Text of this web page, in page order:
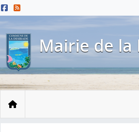
Menu principal
Contenu principal
Pied de page
Mairie de la
Accueil